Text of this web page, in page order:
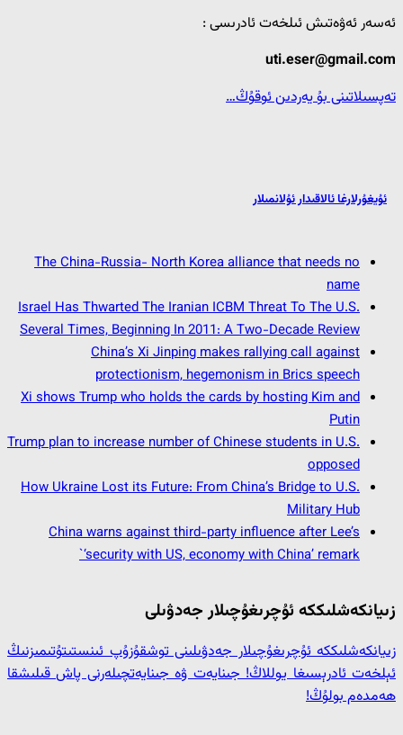
ئەسەر ئەۋەتىش ئىلخەت ئادرىسى :
uti.eser@gmail.com
تەپسىلاتىنى بۇ يەردىن ئوقۇڭ…
ئۇيغۇرلارغا ئالاقىدار ئۇلانمىلار
The China-Russia- North Korea alliance that needs no
name
Israel Has Thwarted The Iranian ICBM Threat To The U.S.
Several Times, Beginning In 2011: A Two-Decade Review
China’s Xi Jinping makes rallying call against
protectionism, hegemonism in Brics speech
Xi shows Trump who holds the cards by hosting Kim and
Putin
Trump plan to increase number of Chinese students in U.S.
opposed
How Ukraine Lost its Future: From China’s Bridge to U.S.
Military Hub
China warns against third-party influence after Lee’s
‘security with US, economy with China’ remark`
زىيانكەشلىككە ئۇچرىغۇچىلار جەدۋىلى
زىيانكەشلىككە ئۇچرىغۇچىلار جەدۋىلىنى توشقۇزۇپ ئىنستىتۇتىمىزنىڭ
ئېلخەت ئادرېسىغا يوللاڭ! جىنايەت ۋە جىنايەتچىلەرنى پاش قىلىشقا
ھەمدەم بولۇڭ!